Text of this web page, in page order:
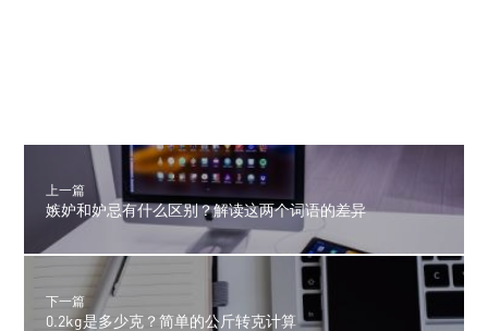
上一篇
嫉妒和妒忌有什么区别？解读这两个词语的差异
下一篇
0.2kg是多少克？简单的公斤转克计算